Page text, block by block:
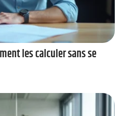
les calculer sans se